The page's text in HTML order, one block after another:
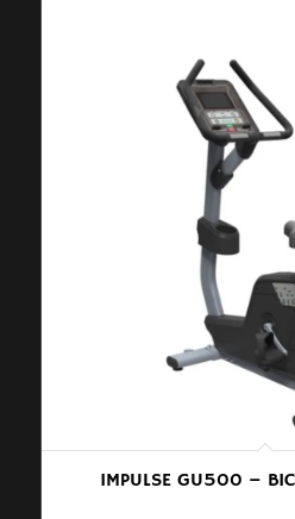
IMPULSE GU500 –